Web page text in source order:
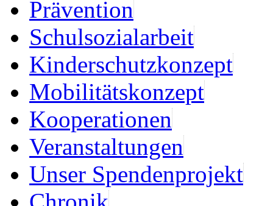
Prävention
Schulsozialarbeit
Kinderschutzkonzept
Mobilitätskonzept
Kooperationen
Veranstaltungen
Unser Spendenprojekt